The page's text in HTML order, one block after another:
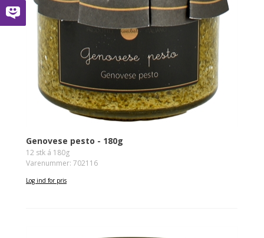
Genovese pesto - 180g
12 stk á 180g
Varenummer: 702116
Log ind for pris